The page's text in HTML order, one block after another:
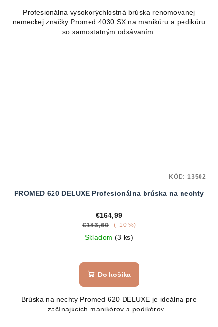
Profesionálna vysokorýchlostná brúska renomovanej
nemeckej značky Promed 4030 SX na manikúru a pedikúru
so samostatným odsávaním.
PROMED 620 DELUXE Profesionálna brúska na nechty
€164,99
€183,60
(–10 %)
Skladom (3 ks)
Do košíka
Brúska na nechty Promed 620 DELUXE je ideálna pre
začínajúcich manikérov a pedikérov.
KÓD: 13502